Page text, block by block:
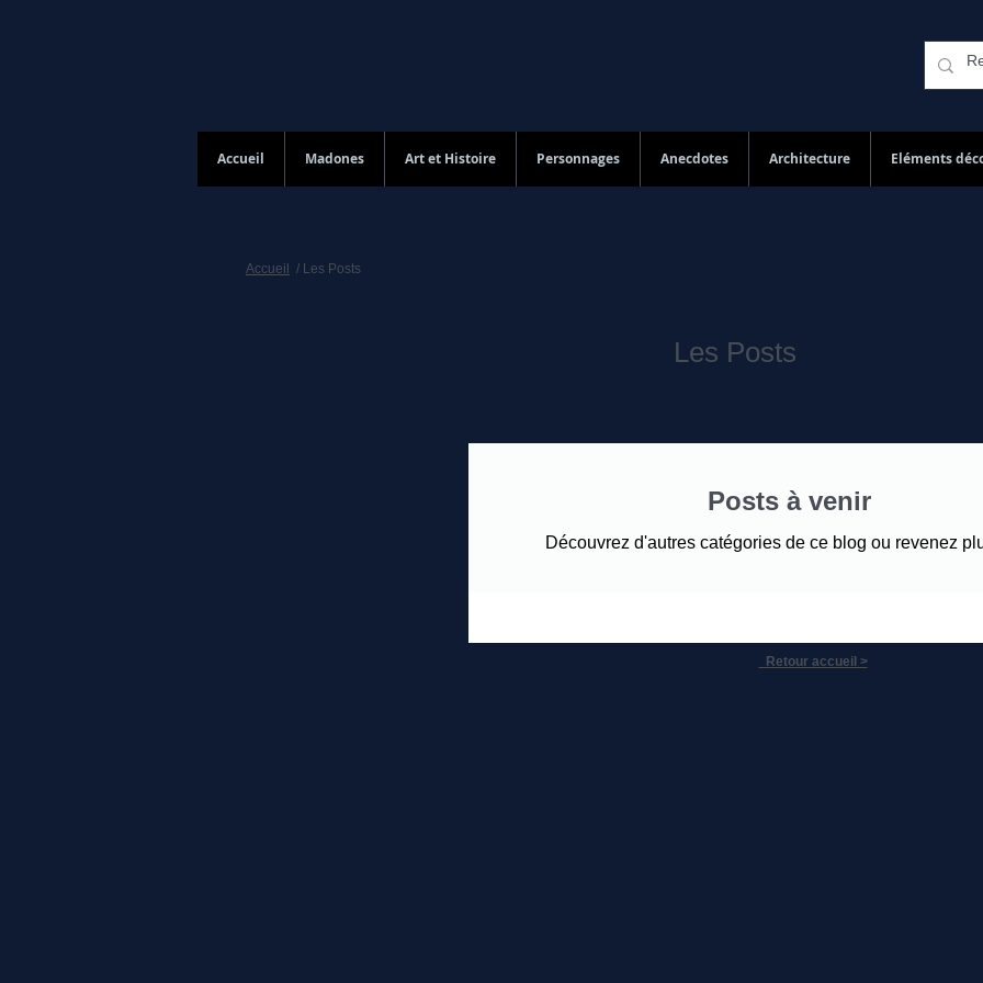
Accueil Madones Art et Histoire Personnages Anecdotes Architecture Eléments
Accueil / Les Posts
Les Posts
Posts à venir
Découvrez d'autres catégories de ce blog ou revenez
Retour accueil >